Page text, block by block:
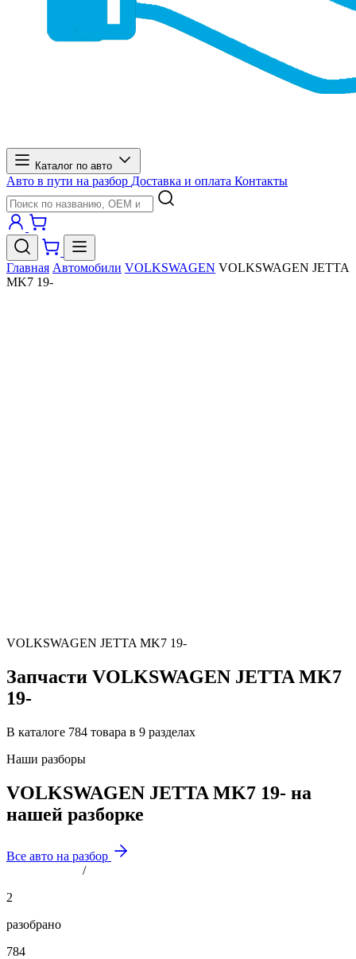
Каталог по авто
Авто в пути на разбор Доставка и оплата Контакты
Главная Автомобили VOLKSWAGEN VOLKSWAGEN JETTA
MK7 19-
VOLKSWAGEN JETTA MK7 19-
Запчасти VOLKSWAGEN JETTA MK7
19-
В каталоге 784 товара в 9 разделах
Наши разборы
VOLKSWAGEN JETTA MK7 19- на
нашей разборке
Все авто на разбор
/
2
разобрано
784